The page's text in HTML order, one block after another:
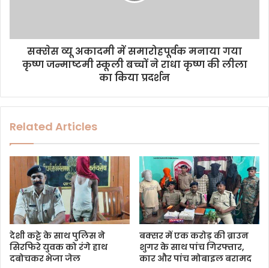
सक्सेस व्यू अकादमी में समारोहपूर्वक मनाया गया
कृष्ण जन्माष्टमी स्कूली बच्चों ने राधा कृष्ण की लीला
का किया प्रदर्शन
Related Articles
देशी कट्टे के साथ पुलिस ने
सिरफिरे युवक को रंगे हाथ
दबोचकर भेजा जेल
बक्सर में एक करोड़ की ब्राउन
शुगर के साथ पांच गिरफ्तार,
कार और पांच मोबाइल बरामद